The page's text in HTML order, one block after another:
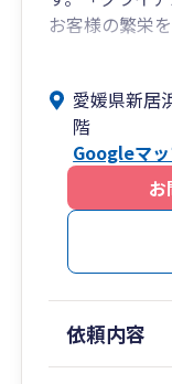
お客様の繁栄
ます。また、
サポートして
けられます。
な観点から、
解をオーダメ
愛媛県新居
階
Googleマ
お
依頼内容